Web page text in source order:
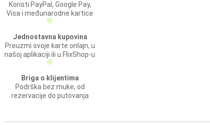
Koristi PayPal, Google Pay,
Visa i međunarodne kartice
Jednostavna kupovina
Preuzmi svoje karte onlajn, u
našoj aplikaciji ili u FlixShop-u
Briga o klijentima
Podrška bez muke, od
rezervacije do putovanja